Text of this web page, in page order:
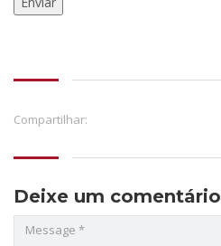
Compartilhar:
Deixe um comentário